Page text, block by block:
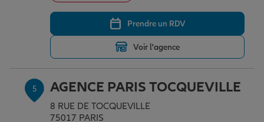
Prendre un RDV
Voir l'agence
5 AGENCE PARIS TOCQUEVILLE
8 RUE DE TOCQUEVILLE
75017 PARIS